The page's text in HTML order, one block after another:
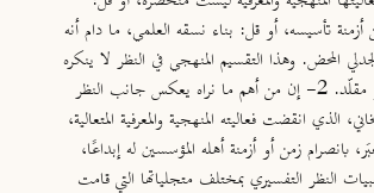
تأسيسه، أو قل: بناء نسقه العلمي، ما دام أنه
المحض. وهذا التقسيم المنهجي في النظر لا ينكره
إلا جاهل أو معاند أو مقلّد. 2- إن من أهم ما نراه يعكس جانب النظر
الذي انقضت فعاليته المنهجية والمعرفية المتعالية،
بانصرام زمن أو أزمنة أهله المؤسسين له إبداعًا،
النظر التفسيري بمختلف متجلياتها التي قامت